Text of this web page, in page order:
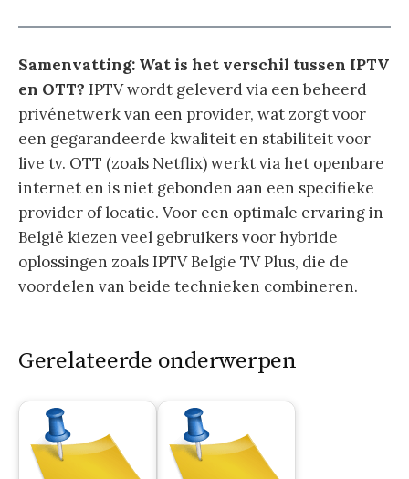
Samenvatting: Wat is het verschil tussen IPTV
en OTT? IPTV wordt geleverd via een beheerd
privénetwerk van een provider, wat zorgt voor
een gegarandeerde kwaliteit en stabiliteit voor
live tv. OTT (zoals Netflix) werkt via het openbare
internet en is niet gebonden aan een specifieke
provider of locatie. Voor een optimale ervaring in
België kiezen veel gebruikers voor hybride
oplossingen zoals IPTV Belgie TV Plus, die de
voordelen van beide technieken combineren.
Gerelateerde onderwerpen